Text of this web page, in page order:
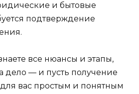
и бытовые
подтверждение
все нюансы и этапы,
дело — и пусть получение
для вас простым и понятным